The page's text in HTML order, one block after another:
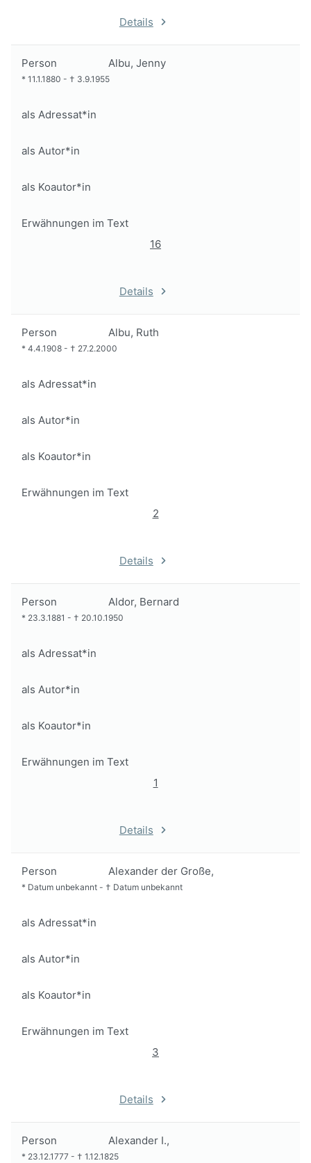
Details
Person Albu, Jenny
* 11.1.1880 - † 3.9.1955
als Adressat*in
als Autor*in
als Koautor*in
Erwähnungen im Text
16
Details
Person Albu, Ruth
* 4.4.1908 - † 27.2.2000
als Adressat*in
als Autor*in
als Koautor*in
Erwähnungen im Text
2
Details
Person Aldor, Bernard
* 23.3.1881 - † 20.10.1950
als Adressat*in
als Autor*in
als Koautor*in
Erwähnungen im Text
1
Details
Person Alexander der Große,
* Datum unbekannt - † Datum unbekannt
als Adressat*in
als Autor*in
als Koautor*in
Erwähnungen im Text
3
Details
Person Alexander I.,
* 23.12.1777 - † 1.12.1825